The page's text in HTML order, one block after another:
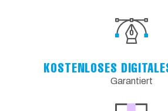
KOSTENLOSES
Garantiert